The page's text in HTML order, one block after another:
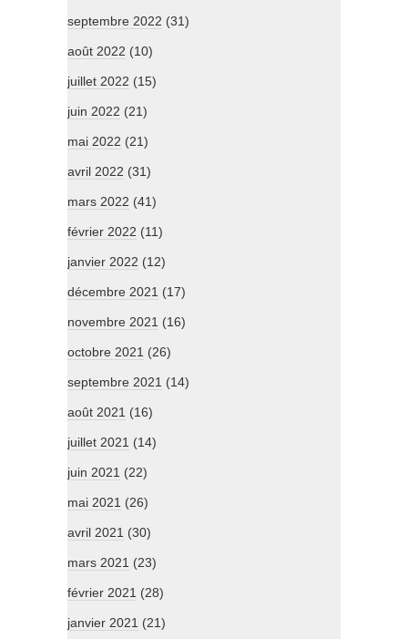
septembre 2022 (31)
août 2022 (10)
juillet 2022 (15)
juin 2022 (21)
mai 2022 (21)
avril 2022 (31)
mars 2022 (41)
février 2022 (11)
janvier 2022 (12)
décembre 2021 (17)
novembre 2021 (16)
octobre 2021 (26)
septembre 2021 (14)
août 2021 (16)
juillet 2021 (14)
juin 2021 (22)
mai 2021 (26)
avril 2021 (30)
mars 2021 (23)
février 2021 (28)
janvier 2021 (21)